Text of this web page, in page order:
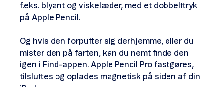
f.eks. blyant og viskelæder, med et dobbelt­tryk
på Apple Pencil.
Og hvis den forputter sig derhjemme, eller du
mister den på farten, kan du nemt finde den
igen i Find-appen. Apple Pencil Pro fastgøres,
tilsluttes og oplades magnetisk på siden af din